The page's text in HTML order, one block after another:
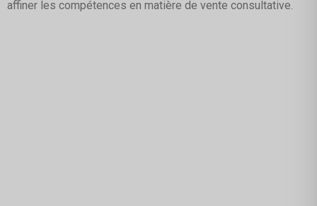
affiner les compétences en matière de vente consultative.